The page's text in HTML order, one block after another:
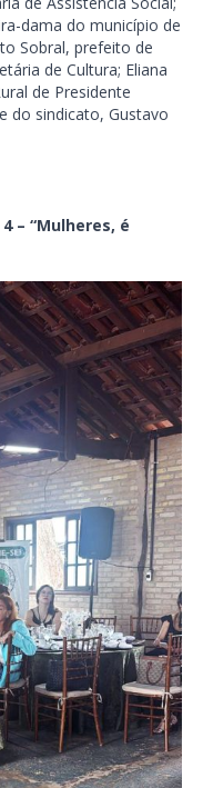
dama do município de
Sobral, prefeito de
de Cultura; Eliana
de Presidente
do sindicato, Gustavo
– “Mulheres, é